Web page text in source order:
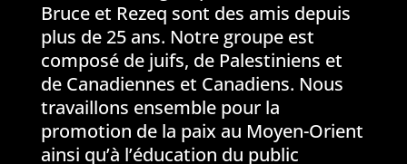
Bruce et Rezeq sont des amis depuis
plus de 25 ans. Notre groupe est
composé de juifs, de Palestiniens et
de Canadiennes et Canadiens. Nous
travaillons ensemble pour la
promotion de la paix au Moyen-Orient
ainsi qu’à l’éducation du public